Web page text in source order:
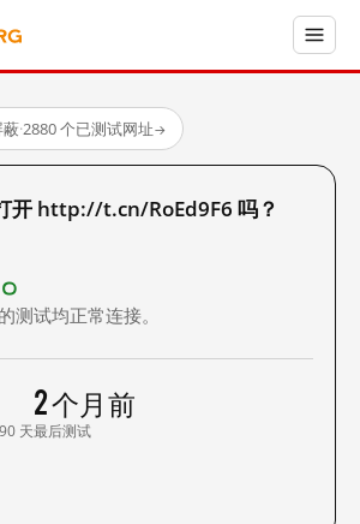
蔽·2880 个已测试网址→
开 http://t.cn/RoEd9F6 吗？
测试均正常连接。
天
2 个月前
最后测试